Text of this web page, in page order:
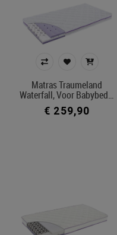
Matras Traumeland
Waterfall, Voor Babybed…
€ 259,90